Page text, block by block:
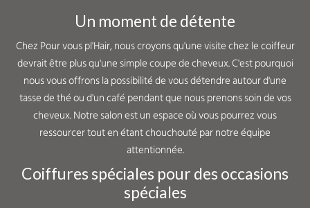
Un moment de détente
Chez Pour vous pl'Hair, nous croyons qu'une visite chez le coiffeur
devrait être plus qu'une simple coupe de cheveux. C'est pourquoi
nous vous offrons la possibilité de vous détendre autour d'une
tasse de thé ou d'un café pendant que nous prenons soin de vos
cheveux. Notre salon est un espace où vous pourrez vous
ressourcer tout en étant chouchouté par notre équipe
attentionnée.
Coiffures spéciales pour des occasions
spéciales